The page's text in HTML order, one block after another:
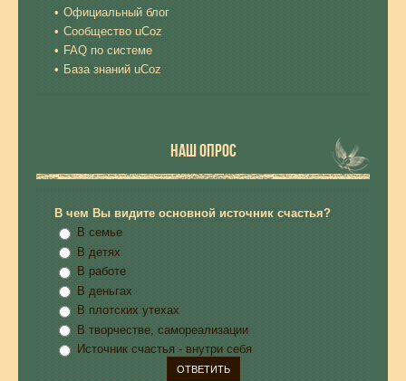
Официальный блог
Сообщество uCoz
FAQ по системе
База знаний uCoz
НАШ ОПРОС
В чем Вы видите основной источник счастья?
В семье
В детях
В работе
В деньгах
В плотских утехах
В творчестве, самореализации
Источник счастья - внутри себя